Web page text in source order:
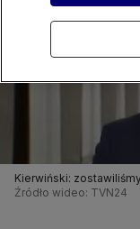
Kierwiński:
Źródło wideo: TVN24